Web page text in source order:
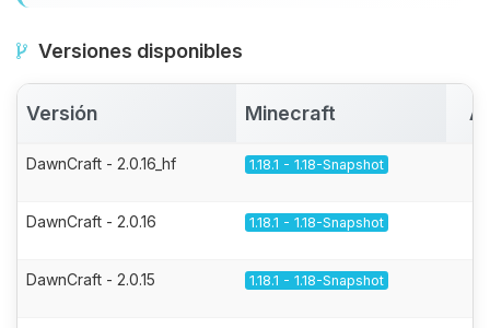
Versiones disponibles
Versión Minecraft
DawnCraft - 2.0.16_hf 1.18.1 - 1.18-Snapshot
DawnCraft - 2.0.16 1.18.1 - 1.18-Snapshot
DawnCraft - 2.0.15 1.18.1 - 1.18-Snapshot